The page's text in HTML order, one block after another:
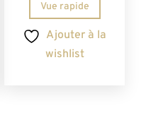
Vue rapide
Ajouter à la
wishlist